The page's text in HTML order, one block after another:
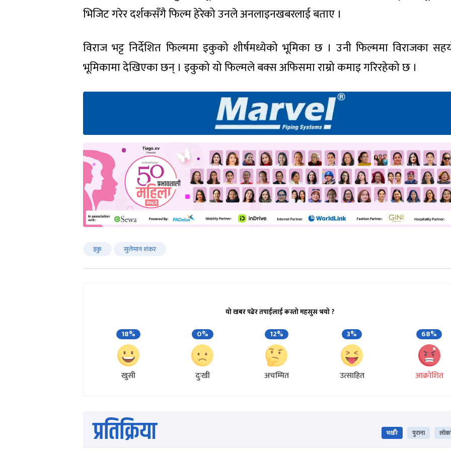
भिजिट गरेर दर्शकसँगै फिल्म हेरेको उनले अनलाइनखबरलाई बताए ।
विराज भट्ट निर्देशित फिल्ममा इकुको शीर्षमध्येको भूमिका छ । उनी फिल्ममा विराजका
भूमिकामा देखिएका छन् । इकुको यो फिल्मले बक्स अफिसमा राम्रो कमाइ गरिरहेको छ ।
इकु सुलेमान शंकर
यो खबर पढेर तपाईलाई कस्तो महसुस भयो ?
18%
खुसी
0%
दुःखी
12%
अचम्मित
3%
उत्साहित
68%
आक्रोशित
प्रतिक्रिया भर्खरै पुराना